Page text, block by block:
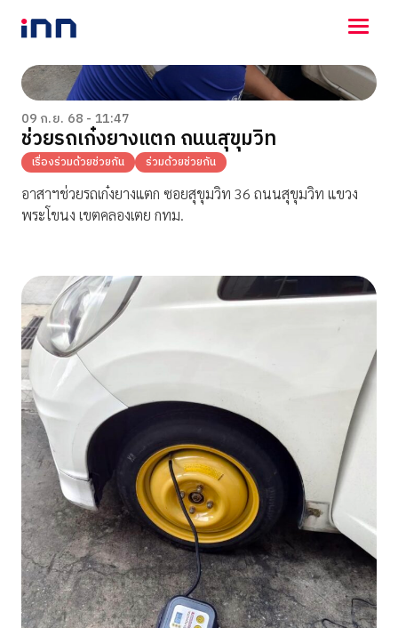
NEWS
ENTERTAINMENT
LIFESTYLE
HOROSCOPE
LOTTERY
VIDEO
ร่วมด้วยช่วยกัน
09 ก.ย. 68 - 11:47
ช่วยรถเก๋งยางแตก ถนนสุขุมวิท
เรื่องร่วมด้วยช่วยกัน ร่วมด้วยช่วยกัน
อาสาฯช่วยรถเก๋งยางแตก ซอยสุขุมวิท 36 ถนนสุขุมวิท แขวง
พระโขนง เขตคลองเตย กทม.